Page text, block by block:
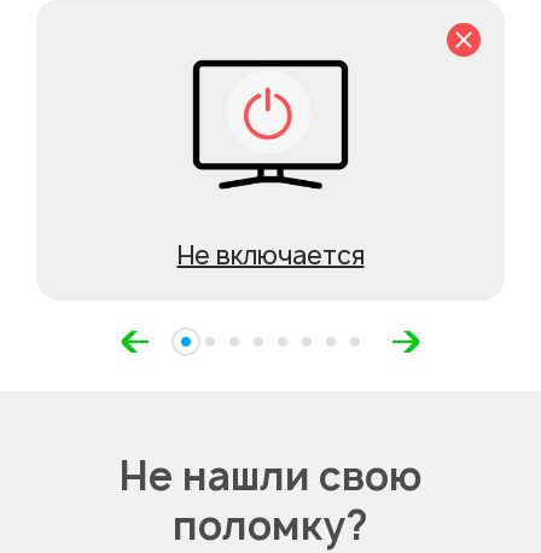
Не включается
Не нашли свою
поломку?